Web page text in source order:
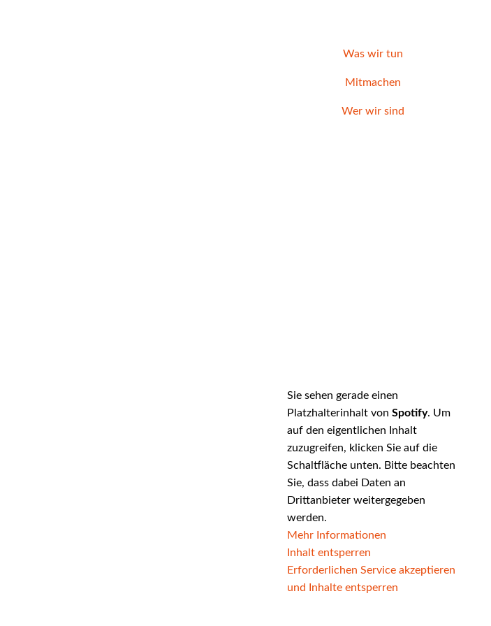
Was wir tun
Mitmachen
Wer wir sind
Sie sehen gerade einen
Platzhalterinhalt vonSpotify. Um
auf den eigentlichen Inhalt
zuzugreifen, klicken Sie auf die
Schaltfläche unten. Bitte beachten
Sie, dass dabei Daten an
Drittanbieter weitergegeben
werden.
Mehr Informationen
Inhalt entsperren
Erforderlichen Service akzeptieren
und Inhalte entsperren